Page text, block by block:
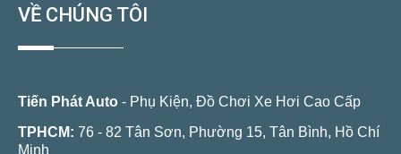
VỀ CHÚNG TÔI
Tiến Phát Auto - Phụ Kiện, Đồ Chơi Xe Hơi Cao Cấp
TPHCM: 76 - 82 Tân Sơn, Phường 15, Tân Bình, Hồ Chí
Minh